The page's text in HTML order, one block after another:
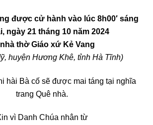
được cử hành vào lúc 8h00′ sáng
ngày 21 tháng 10 năm 2024
thờ Giáo xứ Kẻ Vang
huyện Hương Khê, tỉnh Hà Tĩnh)
hài Bà cố sẽ được mai táng tại nghĩa
trang Quê nhà.
vì Danh Chúa nhân từ